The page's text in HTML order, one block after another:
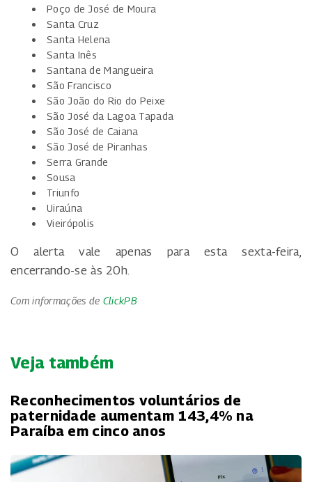
Poço de José de Moura
Santa Cruz
Santa Helena
Santa Inês
Santana de Mangueira
São Francisco
São João do Rio do Peixe
São José da Lagoa Tapada
São José de Caiana
São José de Piranhas
Serra Grande
Sousa
Triunfo
Uiraúna
Vieirópolis
O alerta vale apenas para esta sexta-feira,
encerrando-se às 20h.
Com informações de ClickPB
Veja também
Reconhecimentos voluntários de
paternidade aumentam 143,4% na
Paraíba em cinco anos